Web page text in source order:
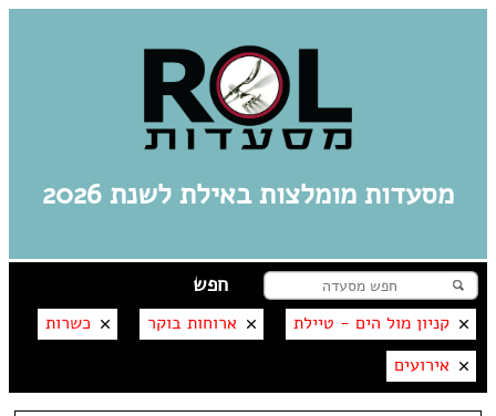
מסעדות מומלצות באילת לשנת 2026
קניון מול הים - טיילת ארוחות בוקר
כשרות
אירועים